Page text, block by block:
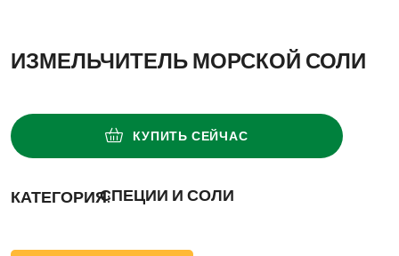
ИЗМЕЛЬЧИТЕЛЬ МОРСКОЙ СОЛИ
КУПИТЬ СЕЙЧАС
КАТЕГОРИЯ:СПЕЦИИ И СОЛИ